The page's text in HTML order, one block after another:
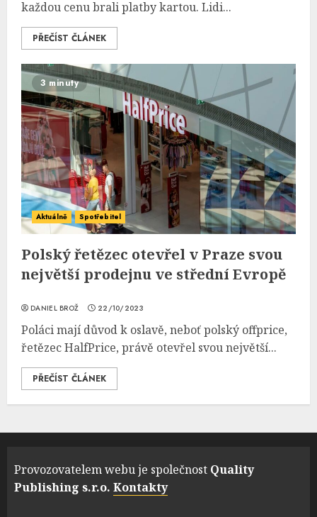
každou cenu brali platby kartou. Lidi...
PŘEČÍST ČLÁNEK
3 minuty
Aktuálně Spotřebitel
Polský řetězec otevřel v Praze svou
největší prodejnu ve střední Evropě
DANIEL BROŽ 22/10/2023
Poláci mají důvod k oslavě, neboť polský offprice,
řetězec HalfPrice, právě otevřel svou největší...
PŘEČÍST ČLÁNEK
Provozovatelem webu je společnost Quality
Publishing s.r.o. Kontakty